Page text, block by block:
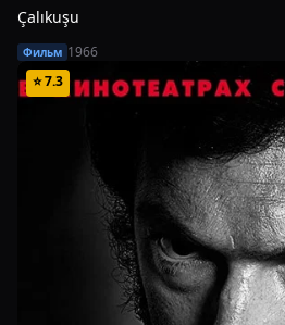
Çalıkuşu
Фильм 1966
⭐7.3